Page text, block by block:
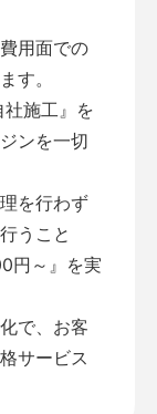
用面での
す。
施工』を
ンを一切
を行わず
うこと
円～』を実
で、お客
サービス